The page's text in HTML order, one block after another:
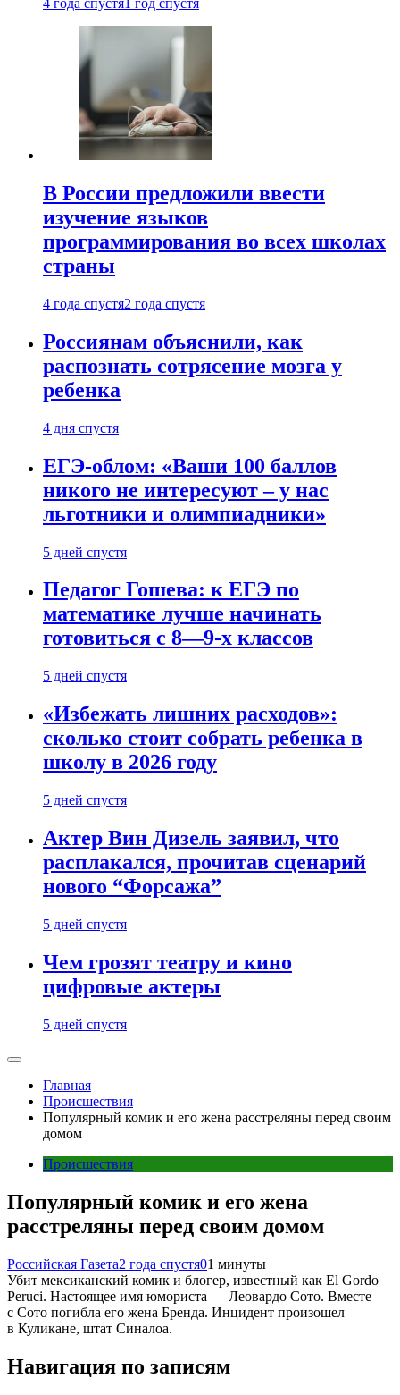
4 года спустя 1 год спустя
В России предложили ввести
изучение языков
программирования во всех школах
страны
4 года спустя2 года спустя
Россиянам объяснили, как
распознать сотрясение мозга у
ребенка
4 дня спустя
ЕГЭ-облом: «Ваши 100 баллов
никого не интересуют – у нас
льготники и олимпиадники»
5 дней спустя
Педагог Гошева: к ЕГЭ по
математике лучше начинать
готовиться с 8—9-х классов
5 дней спустя
«Избежать лишних расходов»:
сколько стоит собрать ребенка в
школу в 2026 году
5 дней спустя
Актер Вин Дизель заявил, что
расплакался, прочитав сценарий
нового “Форсажа”
5 дней спустя
Чем грозят театру и кино
цифровые актеры
5 дней спустя
Главная
Происшествия
Популярный комик и его жена расстреляны перед своим
домом
Происшествия
Популярный комик и его жена
расстреляны перед своим домом
Российская Газета2 года спустя01 минуты
Убит мексиканский комик и блогер, известный как El Gordo
Peruci. Настоящее имя юмориста — Леовардо Сото. Вместе
с Сото погибла его жена Бренда. Инцидент произошел
в Куликане, штат Синалоа.
Навигация по записям